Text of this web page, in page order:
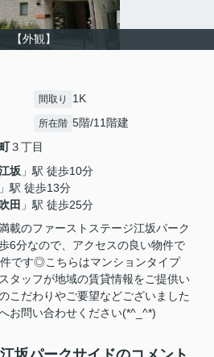
【外観】
間取り 1K
所在階 5階/11階建
３丁目
坂 」駅 徒歩10分
」駅 徒歩13分
田 」駅 徒歩25分
載のファーストステージ江坂パーク
6分なので、アクセスの良い物件で
です◎こちらはマンションタイプ
タッフが地域の賃貸情報をご提供い
こだわりやご要望などございました
お問い合わせください(*^_^*)